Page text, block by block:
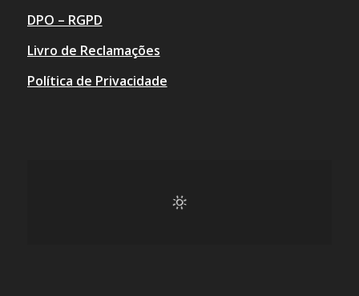
DPO – RGPD
Livro de Reclamações
Política de Privacidade